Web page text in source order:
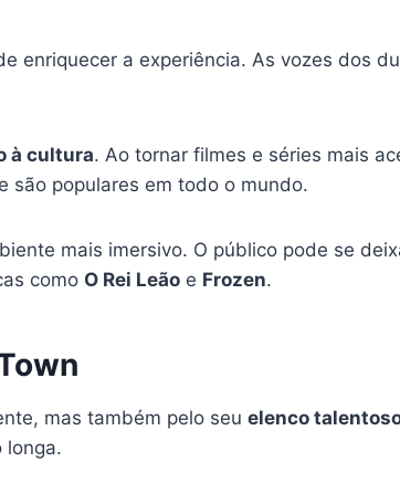
enriquecer a experiência. As vozes dos
à cultura. Ao tornar filmes e séries mais
são populares em todo o mundo.
mais imersivo. O público pode se
como O Rei Leão e Frozen.
mas também pelo seu elenco
longa.